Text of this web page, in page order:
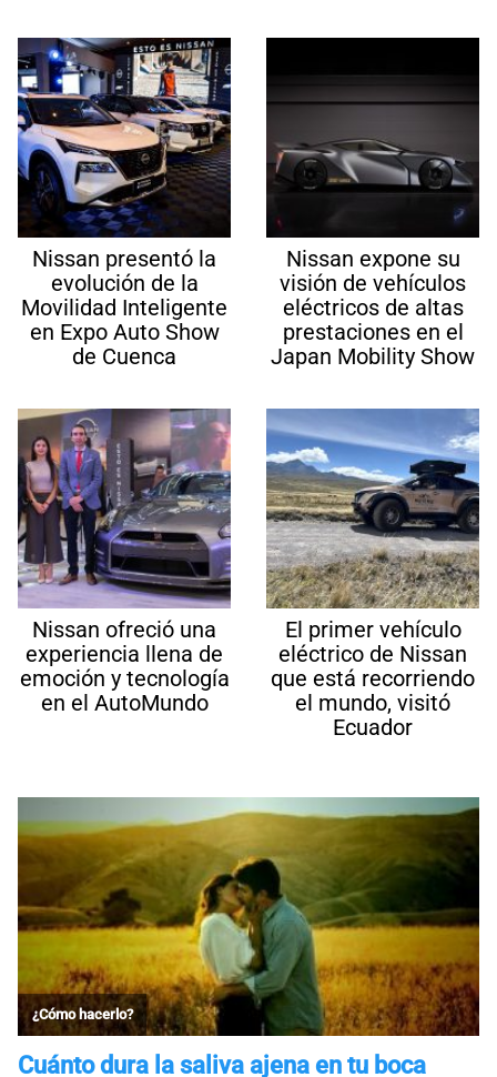
Nissan presentó la
evolución de la
Movilidad Inteligente
en Expo Auto Show
de Cuenca
Nissan expone su
visión de vehículos
eléctricos de altas
prestaciones en el
Japan Mobility Show
Nissan ofreció una
experiencia llena de
emoción y tecnología
en el AutoMundo
El primer vehículo
eléctrico de Nissan
que está recorriendo
el mundo, visitó
Ecuador